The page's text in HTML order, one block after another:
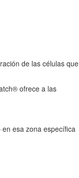
de las células que
ofrece a las
esa zona específica